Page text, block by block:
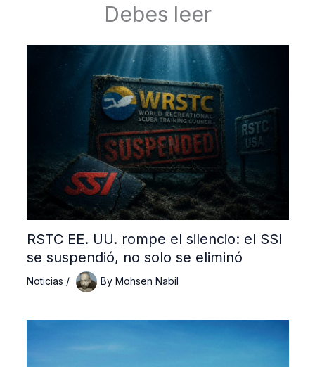
Debes leer
RSTC EE. UU. rompe el silencio: el SSI
se suspendió, no solo se eliminó
Noticias / By Mohsen Nabil